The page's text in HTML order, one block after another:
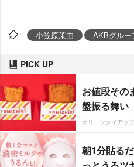
小笠原茉由 AKBグルー
PICK UP
お値段その
盤振る舞い
オリコンタイアッ
朝1分貼る